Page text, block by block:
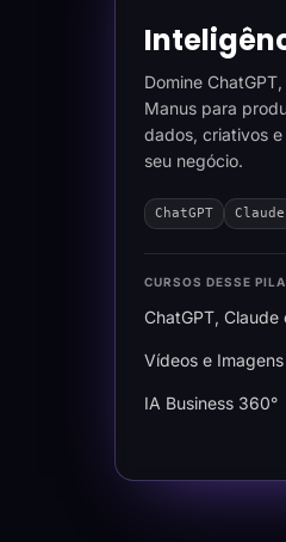
Domine
Manus para
dados, criativos
seu negócio.
ChatGPT Claude
CURSOS DESSE
ChatGPT,
Vídeos e
IA Business 360°